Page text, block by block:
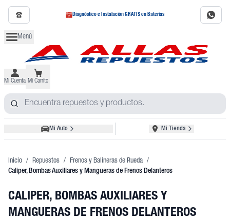
Diagnóstico e Instalación GRATIS en Baterías
Menú
Mi Cuenta Mi Carrito
Mi Auto Mi Tienda
Inicio / Repuestos / Frenos y Balineras de Rueda /
Caliper, Bombas Auxiliares y Mangueras de Frenos Delanteros
CALIPER, BOMBAS AUXILIARES Y
MANGUERAS DE FRENOS DELANTEROS